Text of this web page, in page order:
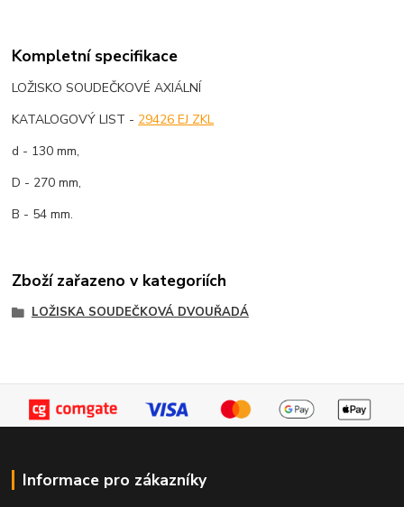
Kompletní specifikace
LOŽISKO SOUDEČKOVÉ AXIÁLNÍ
KATALOGOVÝ LIST - 29426 EJ ZKL
d - 130 mm,
D - 270 mm,
B - 54 mm.
Zboží zařazeno v kategoriích
LOŽISKA SOUDEČKOVÁ DVOUŘADÁ
Informace pro zákazníky